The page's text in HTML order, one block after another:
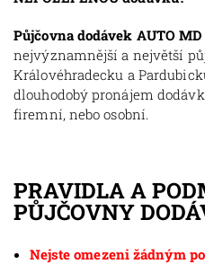
Půjčovna dodávek AUTO MD
nejvýznamnější a největší
Královéhradecku a
dlouhodobý pronájem
firemní, nebo osobní.
PRAVIDLA A
PŮJČOVNY
Nejste omezeni žádným